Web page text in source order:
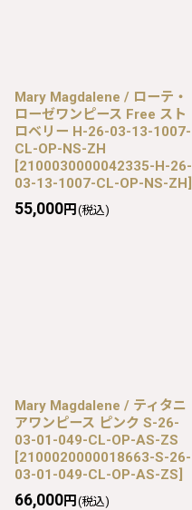
Mary Magdalene / ローテ・
ローゼワンピース Free スト
ロベリー H-26-03-13-1007-
CL-OP-NS-ZH
[2100030000042335-H-26-
03-13-1007-CL-OP-NS-ZH]
55,000円 (税込)
Mary Magdalene / ティタニ
アワンピース ピンク S-26-
03-01-049-CL-OP-AS-ZS
[2100020000018663-S-26-
03-01-049-CL-OP-AS-ZS]
66,000円 (税込)